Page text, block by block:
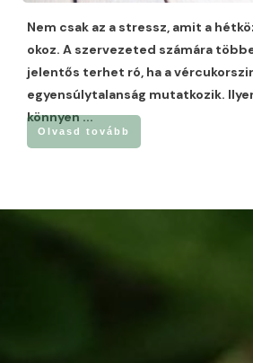
Nem csak az a stressz, amit a
okoz. A szervezeted számára
jelentős terhet ró, ha a
egyensúlytalanság mutatkozik.
könnyen...
Olvasd tovább